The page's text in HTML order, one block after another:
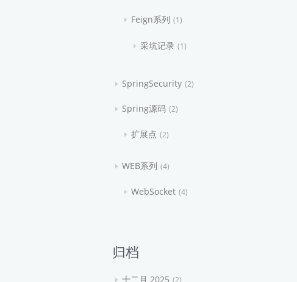
Feign系列 1
采坑记录 1
SpringSecurity 2
Spring源码 2
扩展点 2
WEB系列 4
WebSocket 4
归档
十二月 2025 2